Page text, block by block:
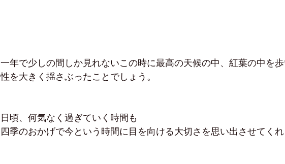
一年で少しの間しか見れないこの時に最高の天候の中、紅葉の中を
性を大きく揺さぶったことでしょう。
日頃、何気なく過ぎていく時間も
四季のおかげで今という時間に目を向ける大切さを思い出させてくれ